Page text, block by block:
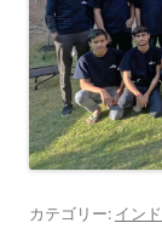
カテゴリー: インド